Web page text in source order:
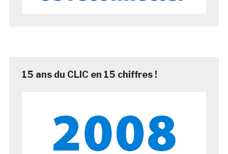
15 ans du CLIC en 15 chiffres !